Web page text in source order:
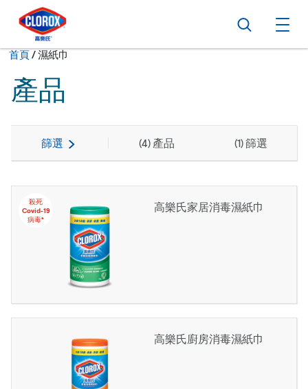
跳到主導航
跳轉至內容
跳到頁尾
搜尋
首頁/現在:
濕紙巾
產品
篩選 (4) 產品 (1) 篩選
殺死
Covid-19
病毒*
高樂氏家居消毒濕紙巾
高樂氏廚房消毒濕紙巾